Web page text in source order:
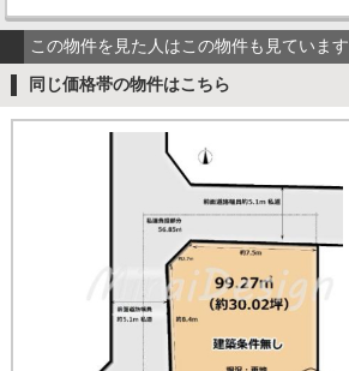
この物件を見た人はこの物件も見ています
同じ価格帯の物件はこちら